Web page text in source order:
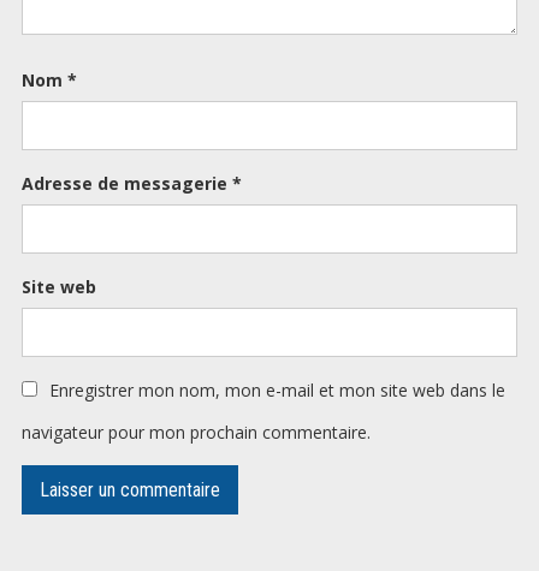
Nom *
Adresse de messagerie *
Site web
Enregistrer mon nom, mon e-mail et mon site web dans le
navigateur pour mon prochain commentaire.